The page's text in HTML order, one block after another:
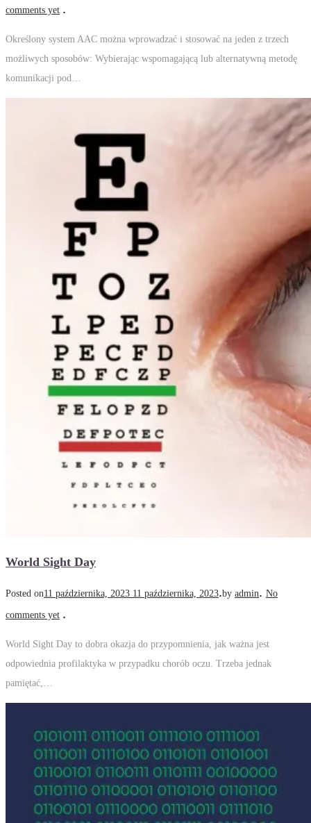
comments yet .
Określony system AAC można wprowadzać i stosować na jeden z trzech
możliwych sposobów: Wybierając wspomagającą lub alternatywną metodę
komunikacji pod…
World Sight Day
Posted on11 października, 2023 11 października, 2023.by admin. No
comments yet .
World Sight Day to dobra okazja do przypomnienia, jak ważna jest
odpowiednia profilaktyka w przypadku chorób oczu. Trzeba jednak
pamiętać,…